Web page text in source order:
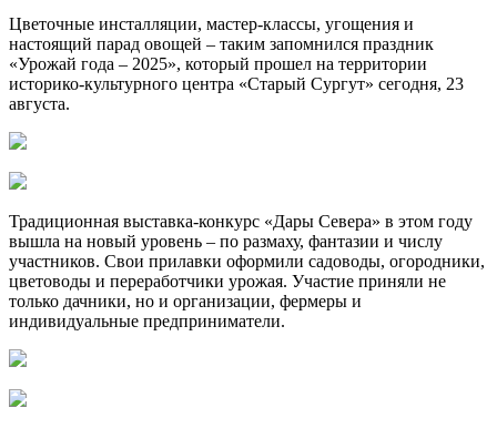
Цветочные инсталляции, мастер-классы, угощения и
настоящий парад овощей – таким запомнился праздник
«Урожай года – 2025», который прошел на территории
историко-культурного центра «Старый Сургут» сегодня, 23
августа.
Традиционная выставка-конкурс «Дары Севера» в этом году
вышла на новый уровень – по размаху, фантазии и числу
участников. Свои прилавки оформили садоводы, огородники,
цветоводы и переработчики урожая. Участие приняли не
только дачники, но и организации, фермеры и
индивидуальные предприниматели.